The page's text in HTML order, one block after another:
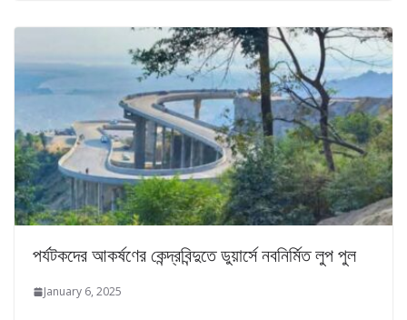
পর্যটকদের আকর্ষণের কেন্দ্রবিন্দুতে ডুয়ার্সে নবনির্মিত লুপ‌ পুল
January 6, 2025